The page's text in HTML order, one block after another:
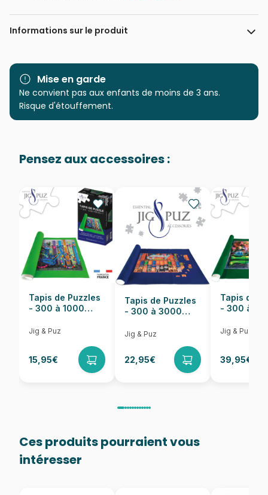
Informations sur le produit
Marque
Trefl, le leader de l'Europe de
Catégorie
EAN 5900511271102
Nombre de pièces 2000 pièces
Dimensions 96 x 68 cm
Mise en garde
Ne convient pas aux enfants de moins de 3 ans.
Risque d'étouffement.
Pensez aux accessoires :
Tapis de Puzzles
- 300 à 1000
Jig & Puz
15,95€
Tapis de Puzzles
- 300 à 3000
Jig & Puz
22,95€
Tapis de
- 300 à
Jig & Puz
39,95€
Ces produits pourraient vous
intéresser